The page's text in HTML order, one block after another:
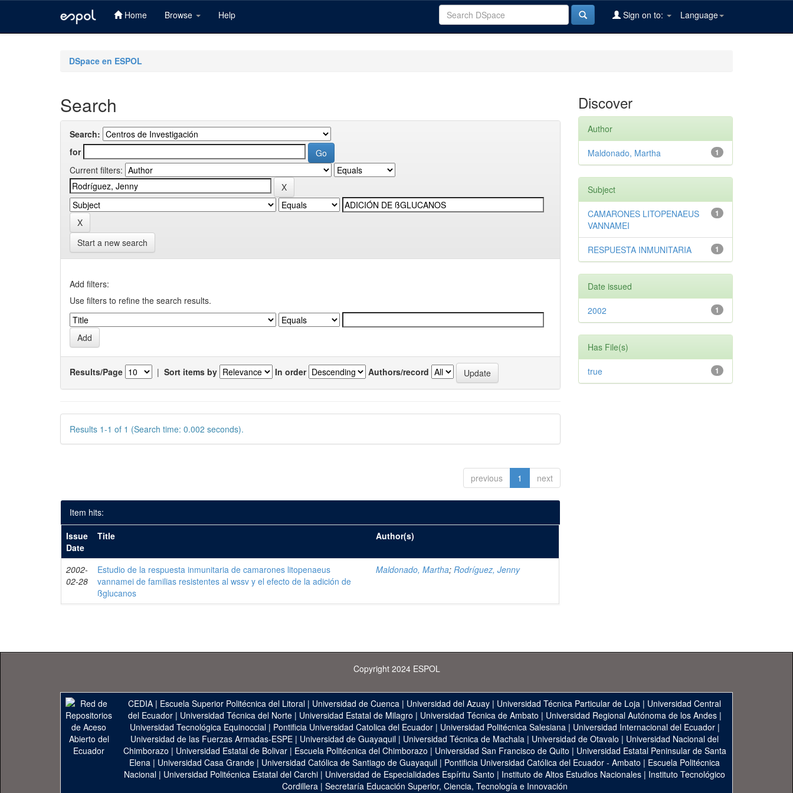
Home Browse Help Language
Sign on to:
DSpace en ESPOL
Search
Search:
for
Current filters:
Start a new search
Add filters:
Use filters to refine the search results.
Results/Page | Sort items by In order Authors/record
Results 1-1 of 1 (Search time: 0.002 seconds).
previous 1 next
Item hits:
Issue
Date
Title Author(s)
2002-
02-28
Estudio de la respuesta inmunitaria de camarones litopenaeus
vannamei de familias resistentes al wssv y el efecto de la adición de
ßglucanos
Maldonado, Martha;Rodríguez, Jenny
Discover
Author
1
Maldonado, Martha
Subject
1
CAMARONES LITOPENAEUS
VANNAMEI
1
RESPUESTA INMUNITARIA
Date issued
1
2002
Has File(s)
1
true
Copyright 2024 ESPOL
CEDIA | Escuela Superior Politécnica del Litoral | Universidad de Cuenca | Universidad del Azuay | Universidad Técnica Particular de Loja | Universidad Central
del Ecuador| Universidad Técnica del Norte| Universidad Estatal de Milagro | Universidad Técnica de Ambato | Universidad Regional Autónoma de los Andes|
Universidad Tecnológica Equinoccial| Pontificia Universidad Catolica del Ecuador| Universidad Politécnica Salesiana| Universidad Internacional del Ecuador|
Universidad de las Fuerzas Armadas-ESPE | Universidad de Guayaquil | Universidad Técnica de Machala | Universidad de Otavalo | Universidad Nacional del
Chimborazo | Universidad Estatal de Bolivar| Escuela Politécnica del Chimborazo | Universidad San Francisco de Quito | Universidad Estatal Peninsular de Santa
Elena | Universidad Casa Grande | Universidad Católica de Santiago de Guayaquil | Pontificia Universidad Católica del Ecuador - Ambato | Escuela Politécnica
Nacional | Universidad Politécnica Estatal del Carchi | Universidad de Especialidades Espíritu Santo | Instituto de Altos Estudios Nacionales | Instituto Tecnológico
Cordillera| Secretaría Educación Superior, Ciencia, Tecnología e Innovación